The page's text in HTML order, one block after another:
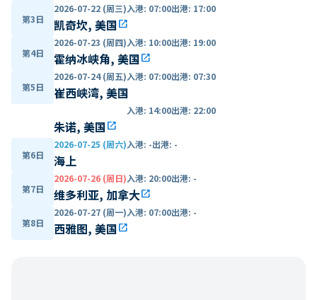
第3日
2026-07-22 (周三)入港: 07:00出港: 17:00
凯奇坎, 美国open_in_new
第4日
2026-07-23 (周四)入港: 10:00出港: 19:00
霍纳冰峡角, 美国open_in_new
第5日
2026-07-24 (周五)入港: 07:00出港: 07:30
崔西峡湾, 美国
入港: 14:00出港: 22:00
朱诺, 美国open_in_new
第6日
2026-07-25 (周六)入港: -出港: -
海上
第7日
2026-07-26 (周日)入港: 20:00出港: -
维多利亚, 加拿大open_in_new
第8日
2026-07-27 (周一)入港: 07:00出港: -
西雅图, 美国open_in_new